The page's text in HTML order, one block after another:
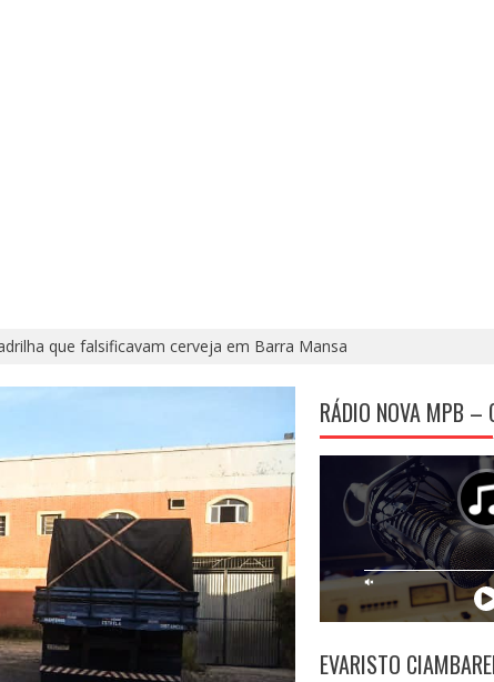
que falsificavam cerveja em Barra Mansa
RÁDIO NOVA MPB –
EVARISTO